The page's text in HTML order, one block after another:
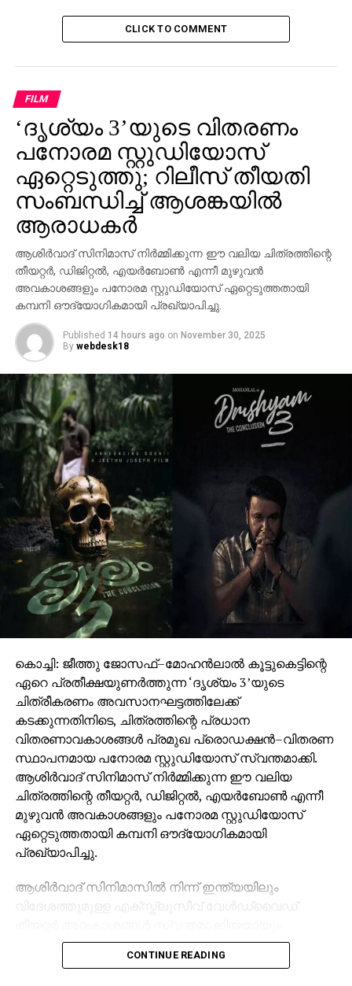
CLICK TO COMMENT
FILM
‘ദൃശ്യം 3’യുടെ വിതരണം
പനോരമ സ്റ്റുഡിയോസ്
ഏറ്റെടുത്തു; റിലീസ് തീയതി
സംബന്ധിച്ച് ആശങ്കയിൽ
ആരാധകർ
ആശിർവാദ് സിനിമാസ് നിർമ്മിക്കുന്ന ഈ വലിയ ചിത്രത്തിന്റെ
തീയറ്റർ, ഡിജിറ്റൽ, എയർബോൺ എന്നീ മുഴുവൻ
അവകാശങ്ങളും പനോരമ സ്റ്റുഡിയോസ് ഏറ്റെടുത്തതായി
കമ്പനി ഔദ്യോഗികമായി പ്രഖ്യാപിച്ചു.
Published 14 hours ago on November 30, 2025
By webdesk18
കൊച്ചി: ജീത്തു ജോസഫ്–മോഹൻലാൽ കൂട്ടുകെട്ടിന്റെ
ഏറെ പ്രതീക്ഷയുണർത്തുന്ന ‘ദൃശ്യം 3’യുടെ
ചിത്രീകരണം അവസാനഘട്ടത്തിലേക്ക്
കടക്കുന്നതിനിടെ, ചിത്രത്തിന്റെ പ്രധാന
വിതരണാവകാശങ്ങൾ പ്രമുഖ പ്രൊഡക്ഷൻ–വിതരണ
സ്ഥാപനമായ പനോരമ സ്റ്റുഡിയോസ് സ്വന്തമാക്കി.
ആശിർവാദ് സിനിമാസ് നിർമ്മിക്കുന്ന ഈ വലിയ
ചിത്രത്തിന്റെ തീയറ്റർ, ഡിജിറ്റൽ, എയർബോൺ എന്നീ
മുഴുവൻ അവകാശങ്ങളും പനോരമ സ്റ്റുഡിയോസ്
ഏറ്റെടുത്തതായി കമ്പനി ഔദ്യോഗികമായി
പ്രഖ്യാപിച്ചു.
ആശിർവാദ് സിനിമാസിൽ നിന്ന് ഇന്ത്യയിലും
വിദേശത്തുമുള്ള എക്സ്ക്ലൂസീവ് വേൾഡ്‌വൈഡ്
സോഷ്യൽ മീഡിയയിൽ പങ്കുവെച്ച പ്രസ്താവനയിൽ
പനോരമ സ്റ്റുഡിയോസ് വ്യക്തമാക്കി.
CONTINUE READING